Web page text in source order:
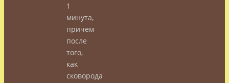
1
минута,
причем
после
того,
как
сковорода